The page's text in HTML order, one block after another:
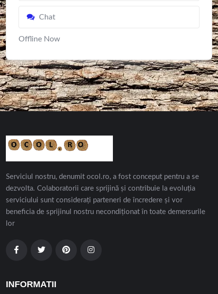
Chat
Offline Now
Serviciul nostru, denumit ocol.ro, a fost conceput pentru a se
dezvolta. Colaboratorii care sprijină și contribuie la evoluția
serviciului sunt considerați parteneri de încredere și vor
beneficia de sprijinul nostru necondiționat în toate demersurile
lor
INFORMATII